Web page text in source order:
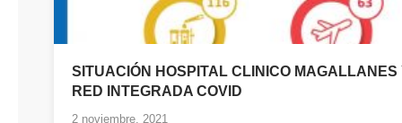
SITUACIÓN HOSPITAL CLINICO MAGALLANES
RED INTEGRADA COVID
2 noviembre, 2021